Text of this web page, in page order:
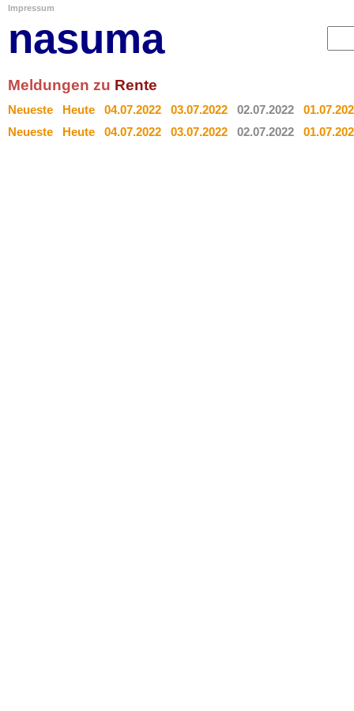
Impressum
nasuma
Meldungen zu Rente
Neueste Heute 04.07.2022 03.07.2022 02.07.2022
Neueste
Heute 04.07.2022 03.07.2022 02.07.2022